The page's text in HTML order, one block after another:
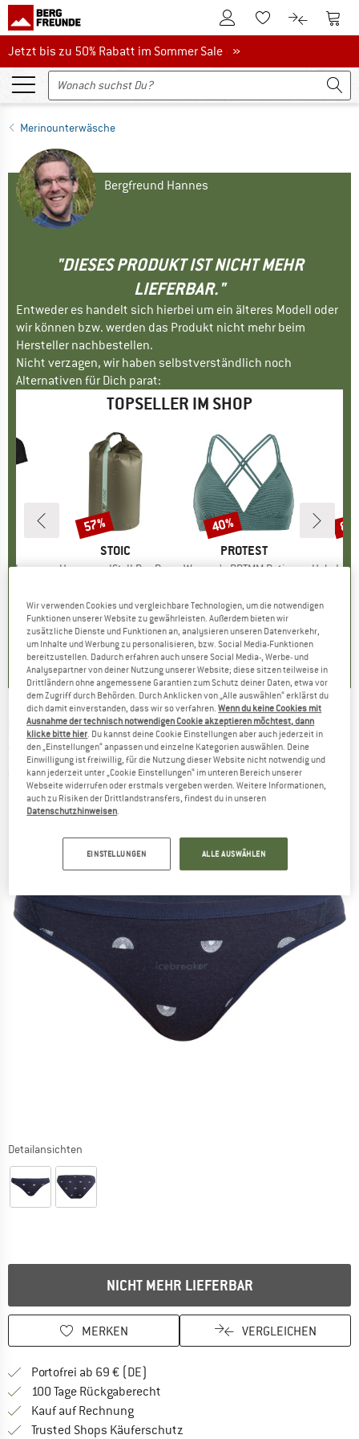
Zum KundenkontoZum Merkzettel.
Zum Zum
Jetzt bis zu 50% Rabatt im Sommer Sale
Jetzt bis zu 50% Rabatt im Sommer Sale »
Merinounterwäsche
Bergfreund Hannes
"DIESES PRODUKT IST NICHT MEHR
LIEFERBAR."
Entweder es handelt sich hierbei um ein älteres Modell oder
wir können bzw. werden das Produkt nicht mehr beim
Hersteller nachbestellen.
Nicht verzagen, wir haben selbstverständlich noch
Alternativen für Dich parat:
TOPSELLER IM SHOP
T-Shirt
)
MARKE
STOIC
Artikel
HarnosandSt. II Dry Bag
5,0(2)
Rabatt
57%
MARKE
PROTEST
Artikel
Women's PRTMM Patio Triangle
4,9(23)
Rabatt
40%
Artikel
HeladagenSt.
ICEBREAKER -Women's Merino Siren Bikini
Shine AOP - Merinounterwäsche
(0)
Detailansichten
NICHT MEHR LIEFERBAR
MERKEN VERGLEICHEN
Portofrei ab 69 € (DE)
100 Tage Rückgaberecht
Kauf auf RechnungFinde die Zahlungs-Infos hier! Öffnet
Trusted Shops Käuferschutz
Wir verwenden Cookies und vergleichbare Technologien, um die notwendigen
Funktionen unserer Website zu gewährleisten. Außerdem bieten wir
zusätzliche Dienste und Funktionen an, analysieren unseren Datenverkehr,
um Inhalte und Werbung zu personalisieren, bzw. Social Media-Funktionen
bereitzustellen. Dadurch erfahren auch unsere Social Media-, Werbe- und
Analysepartner von deiner Nutzung unserer Website; diese sitzen teilweise in
Drittländern ohne angemessene Garantien zum Schutz deiner Daten, etwa vor
dem Zugriff durch Behörden. Durch Anklicken von „Alle auswählen“ erklärst du
dich damit einverstanden, dass wir so verfahren.Wenn du keine Cookies mit
Ausnahme der technisch notwendigen Cookie akzeptieren möchtest, dann
klicke bitte hier . Du kannst deine Cookie Einstellungen aber auch jederzeit in
den „Einstellungen“ anpassen und einzelne Kategorien auswählen. Deine
Einwilligung ist freiwillig, für die Nutzung dieser Website nicht notwendig und
kann jederzeit unter „Cookie Einstellungen“ im unteren Bereich unserer
Webseite widerrufen oder erstmals vergeben werden. Weitere Informationen,
auch zu Risiken der Drittlandstransfers, findest du in unseren
Datenschutzhinweisen
EINSTELLUNGEN ALLE AUSWÄHLEN